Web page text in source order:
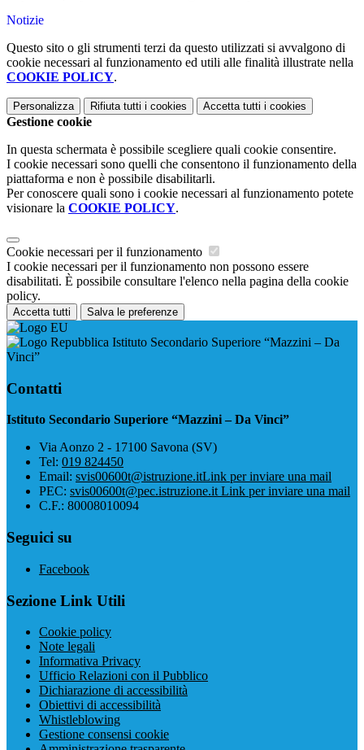
Notizie
Questo sito o gli strumenti terzi da questo utilizzati si avvalgono di
cookie necessari al funzionamento ed utili alle finalità illustrate nella
COOKIE POLICY.
Personalizza Rifiuta tutti i cookies Accetta tutti i cookies
Gestione cookie
In questa schermata è possibile scegliere quali cookie consentire.
I cookie necessari sono quelli che consentono il funzionamento della
piattaforma e non è possibile disabilitarli.
Per conoscere quali sono i cookie necessari al funzionamento potete
visionare la COOKIE POLICY.
Cookie necessari per il funzionamento
I cookie necessari per il funzionamento non possono essere
disabilitati. È possibile consultare l'elenco nella pagina della cookie
policy.
Accetta tutti Salva le preferenze
Istituto Secondario Superiore “Mazzini – Da
Vinci”
Contatti
Istituto Secondario Superiore “Mazzini – Da Vinci”
Via Aonzo 2 - 17100 Savona (SV)
Tel: 019 824450
Email: svis00600t@istruzione.itLink per inviare una mail
PEC: svis00600t@pec.istruzione.it Link per inviare una mail
C.F.: 80008010094
Seguici su
Facebook
Sezione Link Utili
Cookie policy
Note legali
Informativa Privacy
Ufficio Relazioni con il Pubblico
Dichiarazione di accessibilità
Obiettivi di accessibilità
Whistleblowing
Gestione consensi cookie